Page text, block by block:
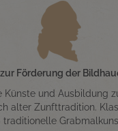
Förderung der
Künste und Ausbildung
alter Zunfttradition.
traditionelle